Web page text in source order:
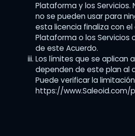
Plataforma y los Servicios.
no se pueden usar para
esta licencia finaliza con
Plataforma o los Servicios
de este Acuerdo.
Los límites que se aplican
dependen de este plan al
Puede verificar la
https://www.Saleoid.com/